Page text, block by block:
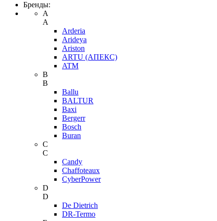
Бренды:
A
A
Arderia
Arideya
Ariston
ARTU (АПЕКС)
ATM
B
B
Ballu
BALTUR
Baxi
Bergerr
Bosch
Buran
C
C
Candy
Chaffoteaux
CyberPower
D
D
De Dietrich
DR-Termo